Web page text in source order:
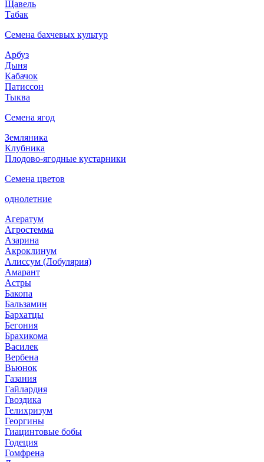
Щавель
Табак
Семена бахчевых культур
Арбуз
Дыня
Кабачок
Патиссон
Тыква
Семена ягод
Земляника
Клубника
Плодово-ягодные кустарники
Семена цветов
однолетние
Агератум
Агростемма
Азарина
Акроклинум
Алиссум (Лобулярия)
Амарант
Астры
Бакопа
Бальзамин
Бархатцы
Бегония
Брахикома
Василек
Вербена
Вьюнок
Газания
Гайлардия
Гвоздика
Гелихризум
Георгины
Гиацинтовые бобы
Годеция
Гомфрена